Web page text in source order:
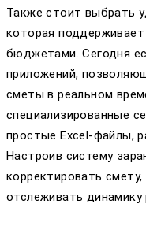
Также стоит выбрать
которая
бюджетами. Сегодня
приложений,
сметы в реальном
специализированные
простые Excel-файлы,
Настроив систему
корректировать
отслеживать динамику